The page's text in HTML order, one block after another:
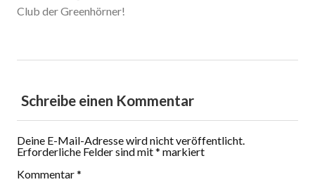
Club der Greenhörner!
Schreibe einen Kommentar
Deine E-Mail-Adresse wird nicht veröffentlicht.
Erforderliche Felder sind mit* markiert
Kommentar*